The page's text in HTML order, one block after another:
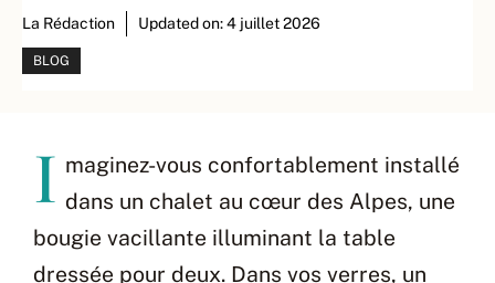
La Rédaction Updated on:4 juillet 2026
BLOG
I maginez-vous confortablement installé
dans un chalet au cœur des Alpes, une
bougie vacillante illuminant la table
dressée pour deux. Dans vos verres, un